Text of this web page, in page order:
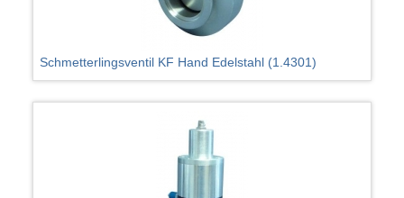
Schmetterlingsventil KF Hand Edelstahl (1.4301)